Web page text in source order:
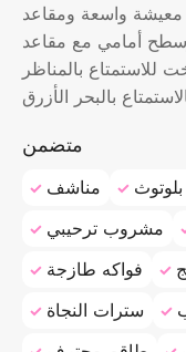
معيشة واسعة ومقاعد
أمامي مع مقاعد
للاستمتاع بالمناظر
متضمن
مناشف
مشروب ترحيبي
فواكه طازجة
سترات النجاة